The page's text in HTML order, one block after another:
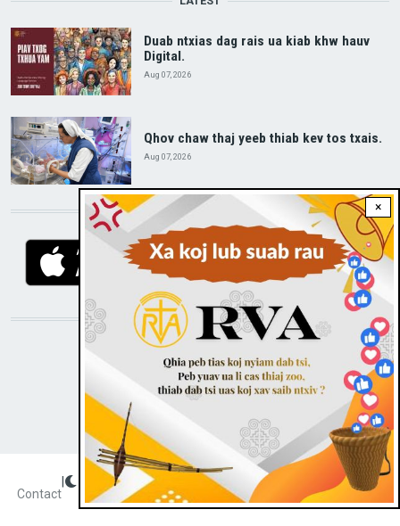
×
Duab ntxias dag rais ua kiab khw hauv
Digital.
Aug 07, 2026
Qhov chaw thaj yeeb thiab kev tos txais.
Aug 07, 2026
DOWNLOAD RVA APP
STAY CONNECTED WITH US!
Contact
Dark theme